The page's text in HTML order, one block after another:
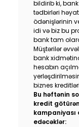
bildirib ki,
tədbirləri
ödənişlərinin
idi və biz bu
bank tam
Müştərilər
bank
hesabın
biznes
Bu həftənin
kredit
kampaniyası
edəcəklər: